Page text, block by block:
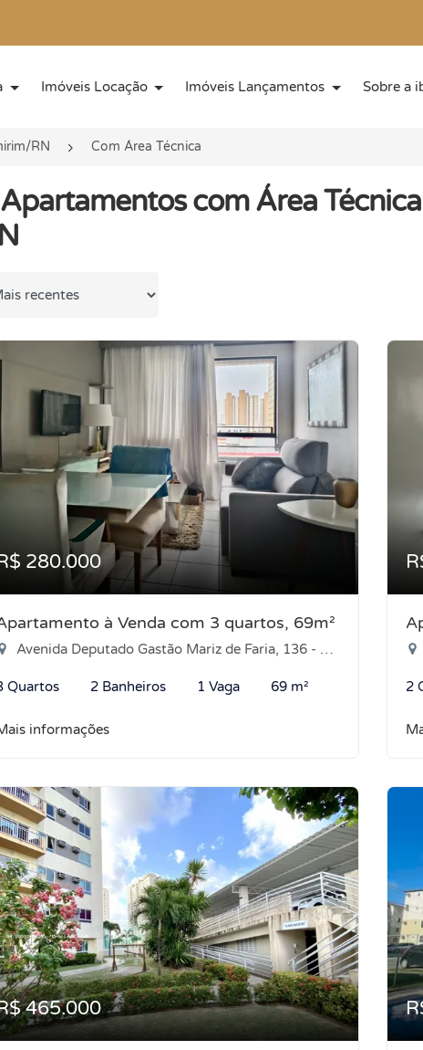
Imóveis Locação Imóveis Lançamentos Sobre a
RN Com Área Técnica
com Área
por
280.000
à Venda com 3 quartos, 69m²
Avenida Deputado Gastão Mariz de Faria, 136 - Nova Parnamirim, Parnamirim-RN
Quartos 2 Banheiros 1 Vaga 69 m²
informações
2
465.000